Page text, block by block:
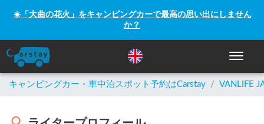
☀️「大曲の花火」をキャンピングカーで最高の思い出にしません
か？
ナビゲ
キャンピングカー・車中泊スポット予約はCarstay / VANLIFE